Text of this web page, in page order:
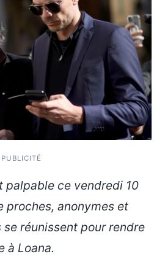
PUBLICITÉ
palpable ce vendredi 10
proches, anonymes et
réunissent pour rendre
à Loana.